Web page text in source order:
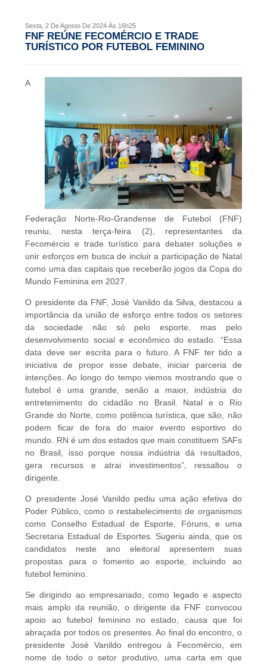
Editais
Documentos
Legislação
Ouvidoria
Outras
Federações
Resoluções
SUPER
Sexta, 2 De Agosto De 2024 Às 16h25
FNF REÚNE FECOMÉRCIO E TRADE
TURÍSTICO POR FUTEBOL FEMININO
A
Federação Norte-Rio-Grandense de Futebol (FNF)
reuniu, nesta terça-feira (2), representantes da
Fecomércio e trade turístico para debater soluções e
unir esforços em busca de incluir a participação de Natal
como uma das capitais que receberão jogos da Copa do
Mundo Feminina em 2027.
O presidente da FNF, José Vanildo da Silva, destacou a
importância da união de esforço entre todos os setores
da sociedade não só pelo esporte, mas pelo
desenvolvimento social e econômico do estado. “Essa
data deve ser escrita para o futuro. A FNF ter tido a
iniciativa de propor esse debate, iniciar parceria de
intenções. Ao longo do tempo viemos mostrando que o
futebol é uma grande, senão a maior, indústria do
entretenimento do cidadão no Brasil. Natal e o Rio
Grande do Norte, como potência turística, que são, não
podem ficar de fora do maior evento esportivo do
mundo. RN é um dos estados que mais constituem SAFs
no Brasil, isso porque nossa indústria dá resultados,
gera recursos e atrai investimentos”, ressaltou o
dirigente.
O presidente José Vanildo pediu uma ação efetiva do
Poder Público, como o restabelecimento de organismos
como Conselho Estadual de Esporte, Fóruns, e uma
Secretaria Estadual de Esportes. Sugeriu ainda, que os
candidatos neste ano eleitoral apresentem suas
propostas para o fomento ao esporte, incluindo ao
futebol feminino.
Se dirigindo ao empresariado, como legado e aspecto
mais amplo da reunião, o dirigente da FNF convocou
apoio ao futebol feminino no estado, causa que foi
abraçada por todos os presentes. Ao final do encontro, o
presidente José Vanildo entregou à Fecomércio, em
nome de todo o setor produtivo, uma carta em que